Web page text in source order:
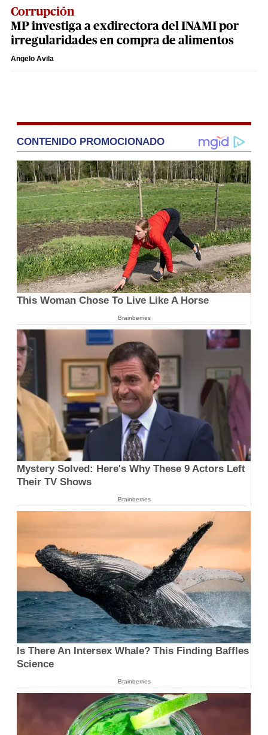
Corrupción
MP investiga a exdirectora del INAMI por
irregularidades en compra de alimentos
Angelo Avila
CONTENIDO PROMOCIONADO
This Woman Chose To Live Like A Horse
Brainberries
Mystery Solved: Here's Why These 9 Actors Left
Their TV Shows
Brainberries
Is There An Intersex Whale? This Finding Baffles
Science
Brainberries